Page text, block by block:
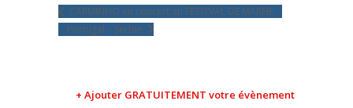
CARMINHO en concert au FESTI’VAL DE MARNE
Portugal – Serbie
+ Ajouter GRATUITEMENT votre évènement